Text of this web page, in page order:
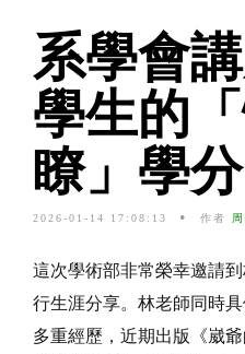
系學會
學生的
瞭」學分
2026-01-14 17:08:13 作者
這次學術部非常榮幸邀請
行生涯分享。林老師同時
多重經歷，近期出版《崴